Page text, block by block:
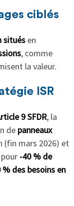
ciblés
situésen
, comme
la valeur.
ISR
9 SFDR, la
de panneaux
(fin mars 2026) et
-40 % de
% des besoins en